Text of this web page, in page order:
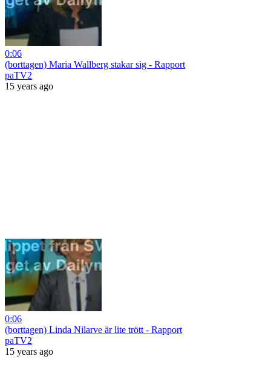
0:06
(borttagen) Maria Wallberg stakar sig - Rapport
paTV2
15 years ago
0:06
(borttagen) Linda Nilarve är lite trött - Rapport
paTV2
15 years ago